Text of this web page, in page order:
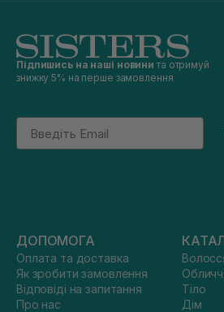
Підпишись на наші новини та отримуй
знижку 5% на перше замовлення
Email
ДОПОМОГА
Оплата та доставка
Як зробити замовлення
Відповіді на запитання
Про нас
Тіло
Дім